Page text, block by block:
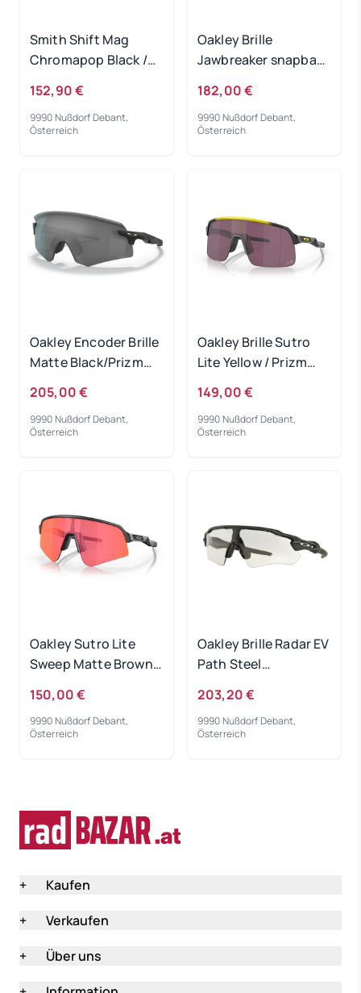
Smith Shift Mag
Chromapop Black /
152,90 €
9990 Nußdorf Debant,
Österreich
Oakley Brille
Jawbreaker snapback
182,00 €
9990 Nußdorf Debant,
Österreich
Oakley Encoder Brille
Matte Black/Prizm
205,00 €
9990 Nußdorf Debant,
Österreich
Oakley Brille Sutro
Lite Yellow / Prizm
149,00 €
9990 Nußdorf Debant,
Österreich
Oakley Sutro Lite
Sweep Matte Brown /
150,00 €
9990 Nußdorf Debant,
Österreich
Oakley Brille Radar EV
Path Steel
203,20 €
9990 Nußdorf Debant,
Österreich
+
Kaufen
+
Verkaufen
+
Über uns